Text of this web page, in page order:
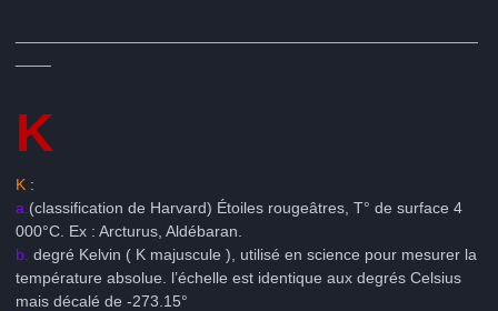
K
K :
a. (classification de Harvard) Étoiles rougeâtres, T° de surface 4
000°C. Ex : Arcturus, Aldébaran.
b. degré Kelvin ( K majuscule ), utilisé en science pour mesurer la
température absolue. l’échelle est identique aux degrés Celsius
mais décalé de -273.15°